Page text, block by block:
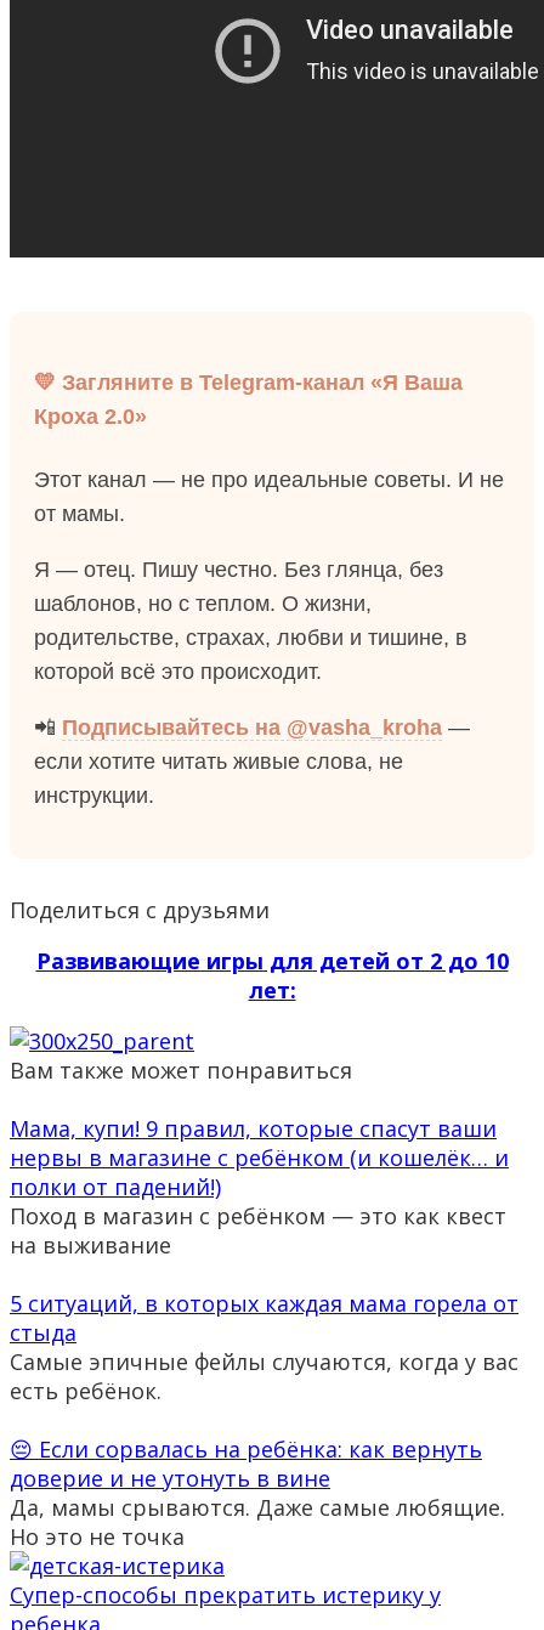
💛 Загляните в Telegram-канал «Я Ваша
Кроха 2.0»
Этот канал — не про идеальные советы. И не
от мамы.
Я — отец. Пишу честно. Без глянца, без
шаблонов, но с теплом. О жизни,
родительстве, страхах, любви и тишине, в
которой всё это происходит.
📲 Подписывайтесь на @vasha_kroha —
если хотите читать живые слова, не
инструкции.
Поделиться с друзьями
Развивающие игры для детей от 2 до 10
лет:
Вам также может понравиться
Мама, купи! 9 правил, которые спасут ваши
нервы в магазине с ребёнком (и кошелёк… и
полки от падений!)
Поход в магазин с ребёнком — это как квест
на выживание
5 ситуаций, в которых каждая мама горела от
стыда
Самые эпичные фейлы случаются, когда у вас
есть ребёнок.
😔 Если сорвалась на ребёнка: как вернуть
доверие и не утонуть в вине
Да, мамы срываются. Даже самые любящие.
Но это не точка
Супер-способы прекратить истерику у
ребенка